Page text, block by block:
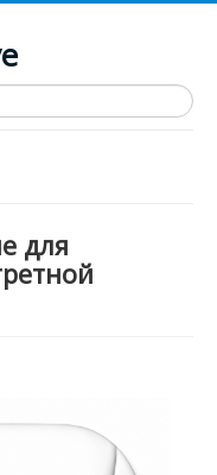
для